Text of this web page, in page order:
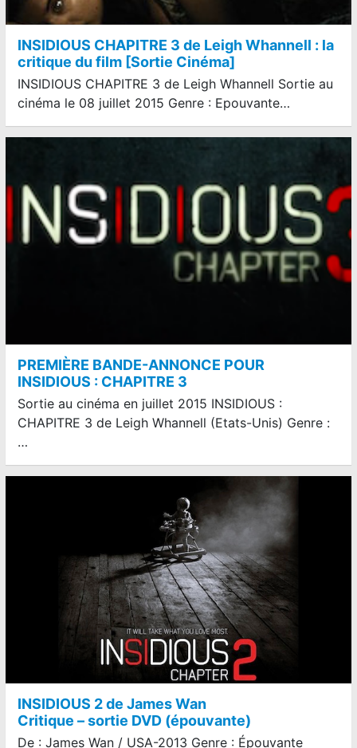
INSIDIOUS CHAPITRE 3 de Leigh Whannell : la
critique du film [Sortie Cinéma]
INSIDIOUS CHAPITRE 3 de Leigh Whannell Sortie au
cinéma le 08 juillet 2015 Genre : Epouvante…
PREMIÈRE BANDE-ANNONCE POUR
INSIDIOUS : CHAPITRE 3
Sortie au cinéma en juillet 2015 INSIDIOUS :
CHAPITRE 3 de Leigh Whannell (Etats-Unis) Genre :
…
INSIDIOUS 2 de James Wan
Critique – sortie DVD (épouvante)
De : James Wan / USA-2013 Genre : Épouvante